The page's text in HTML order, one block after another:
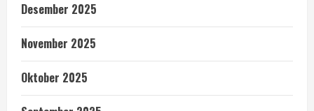
Desember 2025
November 2025
Oktober 2025